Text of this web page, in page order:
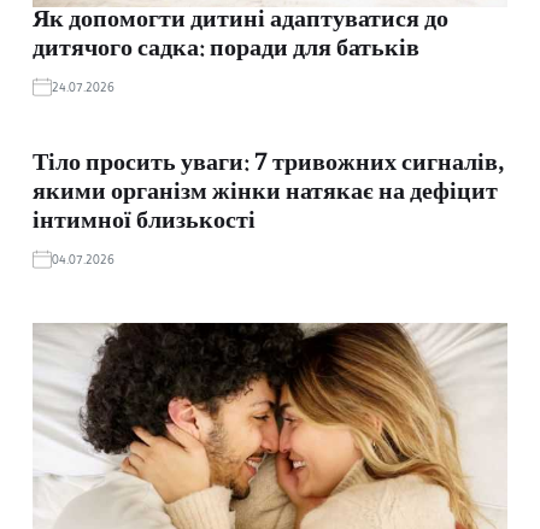
Як допомогти дитині адаптуватися до
дитячого садка: поради для батьків
24.07.2026
Тіло просить уваги: 7 тривожних сигналів,
якими організм жінки натякає на дефіцит
інтимної близькості
04.07.2026